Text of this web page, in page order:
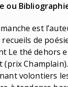
ou
est
de
Le thé dehors
(prix Champlain).
volontiers